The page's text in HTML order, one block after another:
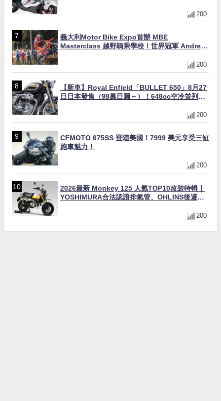
200
義大利Motor Bike Expo首辦 MBE
Masterclass 越野騎乘學校！世界冠軍 Andrea
200
【新車】Royal Enfield「BULLET 650」8月27
日日本發售（98萬日圓～）！648cc空冷並列雙
200
CFMOTO 675SS 登陸美國！7999 美元享受三缸
跑車魅力！
200
2026最新 Monkey 125 人氣TOP10改裝特輯｜
YOSHIMURA合法認證排氣管、OHLINS後避
200